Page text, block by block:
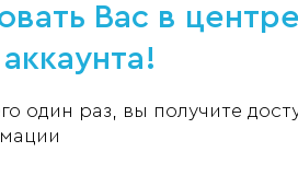
Вас в
один раз, вы получите